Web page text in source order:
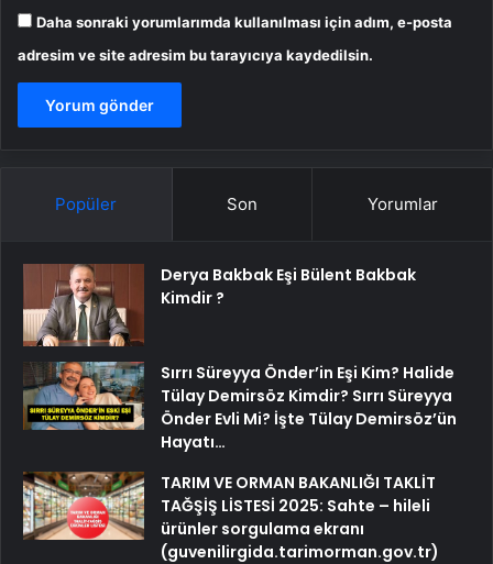
Daha sonraki yorumlarımda kullanılması için adım, e-posta
adresim ve site adresim bu tarayıcıya kaydedilsin.
Popüler Son Yorumlar
Derya Bakbak Eşi Bülent Bakbak
Kimdir ?
Sırrı Süreyya Önder’in Eşi Kim? Halide
Tülay Demirsöz Kimdir? Sırrı Süreyya
Önder Evli Mi? İşte Tülay Demirsöz’ün
Hayatı…
TARIM VE ORMAN BAKANLIĞI TAKLİT
TAĞŞİŞ LİSTESİ 2025: Sahte – hileli
ürünler sorgulama ekranı
(guvenilirgida.tarimorman.gov.tr)